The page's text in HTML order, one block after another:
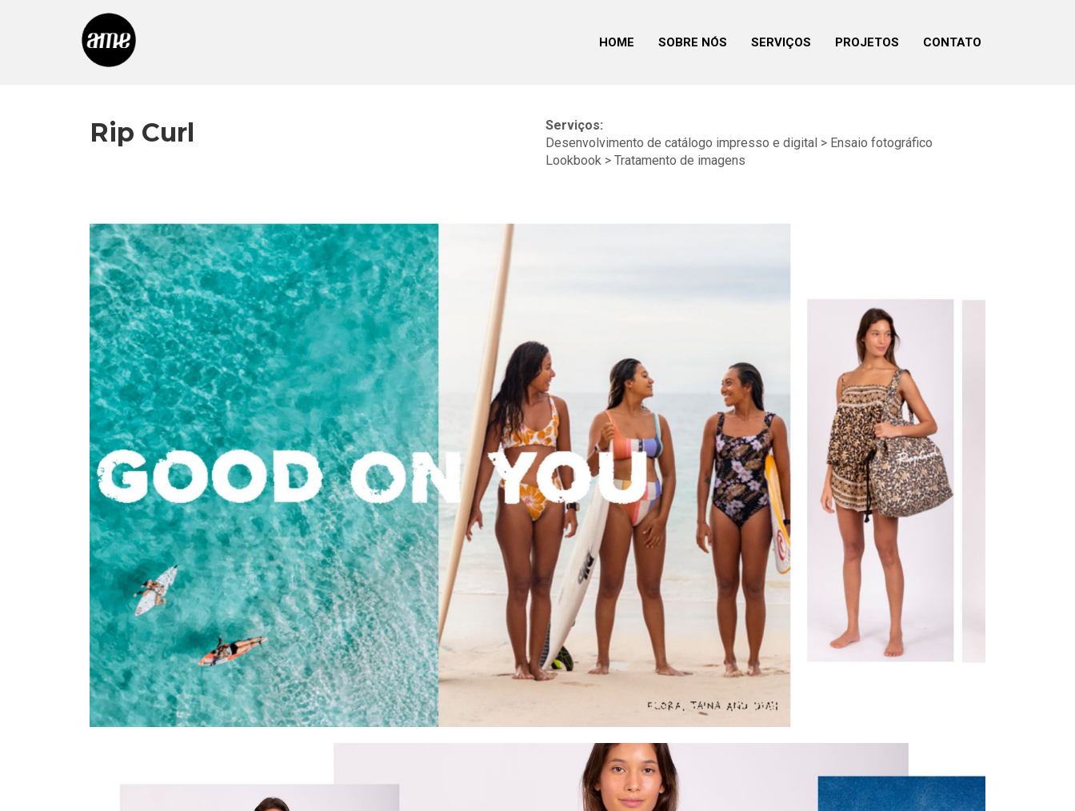
HOME SOBRE NÓS SERVIÇOS PROJETOS CONTATO
Rip Curl
Serviços:
Desenvolvimento de catálogo impresso e digital > Ensaio fotográfico
Lookbook > Tratamento de imagens